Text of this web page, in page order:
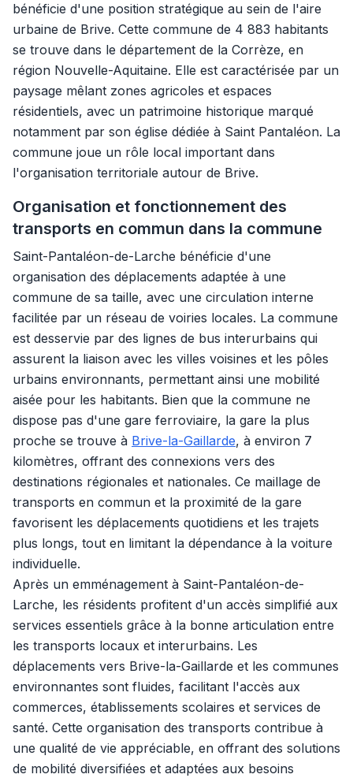
bénéficie d'une position stratégique au sein de l'aire
urbaine de Brive. Cette commune de 4 883 habitants
se trouve dans le département de la Corrèze, en
région Nouvelle-Aquitaine. Elle est caractérisée par un
paysage mêlant zones agricoles et espaces
résidentiels, avec un patrimoine historique marqué
notamment par son église dédiée à Saint Pantaléon. La
commune joue un rôle local important dans
l'organisation territoriale autour de Brive.
Organisation et fonctionnement des
transports en commun dans la commune
Saint-Pantaléon-de-Larche bénéficie d'une
organisation des déplacements adaptée à une
commune de sa taille, avec une circulation interne
facilitée par un réseau de voiries locales. La commune
est desservie par des lignes de bus interurbains qui
assurent la liaison avec les villes voisines et les pôles
urbains environnants, permettant ainsi une mobilité
aisée pour les habitants. Bien que la commune ne
dispose pas d'une gare ferroviaire, la gare la plus
proche se trouve à Brive-la-Gaillarde, à environ 7
kilomètres, offrant des connexions vers des
destinations régionales et nationales. Ce maillage de
transports en commun et la proximité de la gare
favorisent les déplacements quotidiens et les trajets
plus longs, tout en limitant la dépendance à la voiture
individuelle.
Après un emménagement à Saint-Pantaléon-de-
Larche, les résidents profitent d'un accès simplifié aux
services essentiels grâce à la bonne articulation entre
les transports locaux et interurbains. Les
déplacements vers Brive-la-Gaillarde et les communes
environnantes sont fluides, facilitant l'accès aux
commerces, établissements scolaires et services de
santé. Cette organisation des transports contribue à
une qualité de vie appréciable, en offrant des solutions
de mobilité diversifiées et adaptées aux besoins